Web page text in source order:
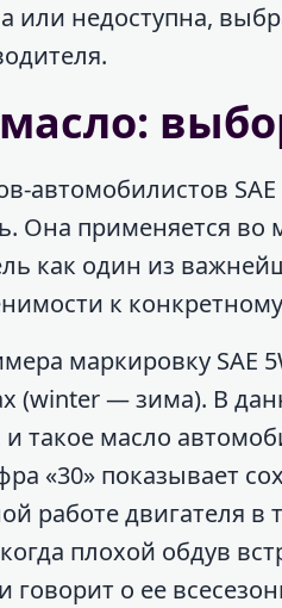
или недоступна,
автомобилистов
Она применяется
как один из
к
маркировку SAE
(winter — зима). В
и такое масло
«30» показывает
работе двигателя в
плохой обдув
о ее